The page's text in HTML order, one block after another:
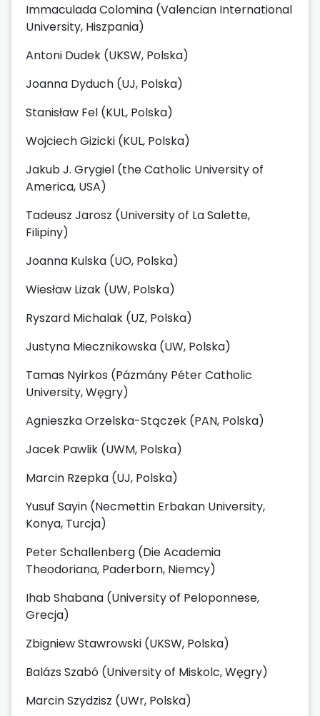
Immaculada Colomina (Valencian International
University, Hiszpania)
Antoni Dudek (UKSW, Polska)
Joanna Dyduch (UJ, Polska)
Stanisław Fel (KUL, Polska)
Wojciech Gizicki (KUL, Polska)
Jakub J. Grygiel (the Catholic University of
America, USA)
Tadeusz Jarosz (University of La Salette,
Filipiny)
Joanna Kulska (UO, Polska)
Wiesław Lizak (UW, Polska)
Ryszard Michalak (UZ, Polska)
Justyna Miecznikowska (UW, Polska)
Tamas Nyirkos (Pázmány Péter Catholic
University, Węgry)
Agnieszka Orzelska-Stączek (PAN, Polska)
Jacek Pawlik (UWM, Polska)
Marcin Rzepka (UJ, Polska)
Yusuf Sayin (Necmettin Erbakan University,
Konya, Turcja)
Peter Schallenberg (Die Academia
Theodoriana, Paderborn, Niemcy)
Ihab Shabana (University of Peloponnese,
Grecja)
Zbigniew Stawrowski (UKSW, Polska)
Balázs Szabó (University of Miskolc, Węgry)
Marcin Szydzisz (UWr, Polska)